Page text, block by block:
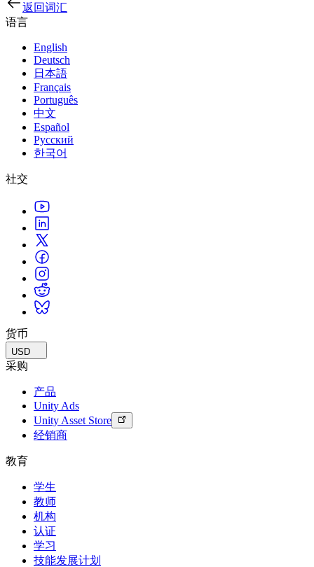
返回词汇
语言
English
Deutsch
日本語
Français
Português
中文
Español
Русский
한국어
社交
货币
USD
采购
产品
Unity Ads
Unity Asset Store
经销商
教育
学生
教师
机构
认证
学习
技能发展计划